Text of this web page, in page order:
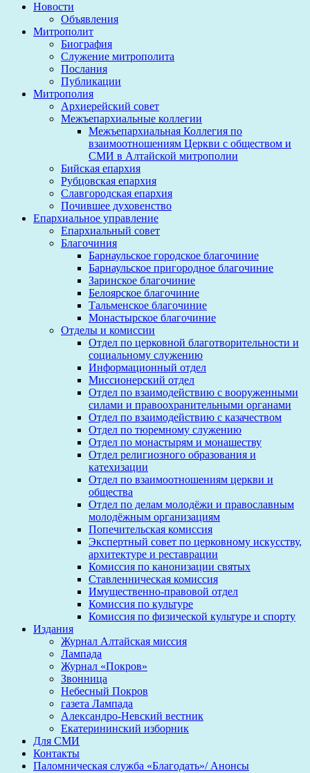
Новости
Объявления
Митрополит
Биография
Служение митрополита
Послания
Публикации
Митрополия
Архиерейский совет
Межъепархиальные коллегии
Межъепархиальная Коллегия по
взаимоотношениям Церкви с обществом и
СМИ в Алтайской митрополии
Бийская епархия
Рубцовская епархия
Славгородская епархия
Почившее духовенство
Епархиальное управление
Епархиальный совет
Благочиния
Барнаульское городское благочиние
Барнаульское пригородное благочиние
Заринское благочиние
Белоярское благочиние
Тальменское благочиние
Монастырское благочиние
Отделы и комиссии
Отдел по церковной благотворительности и
социальному служению
Информационный отдел
Миссионерский отдел
Отдел по взаимодействию с вооруженными
силами и правоохранительными органами
Отдел по взаимодействию с казачеством
Отдел по тюремному служению
Отдел по монастырям и монашеству
Отдел религиозного образования и
катехизации
Отдел по взаимоотношениям церкви и
общества
Отдел по делам молодёжи и православным
молодёжным организациям
Попечительская комиссия
Экспертный совет по церковному искусству,
архитектуре и реставрации
Комиссия по канонизации святых
Ставленническая комиссия
Имущественно-правовой отдел
Комиссия по культуре
Комиссия по физической культуре и спорту
Издания
Журнал Алтайская миссия
Лампада
Журнал «Покров»
Звонница
Небесный Покров
газета Лампада
Александро-Невский вестник
Екатерининский изборник
Для СМИ
Контакты
Паломническая служба «Благодать»/ Анонсы